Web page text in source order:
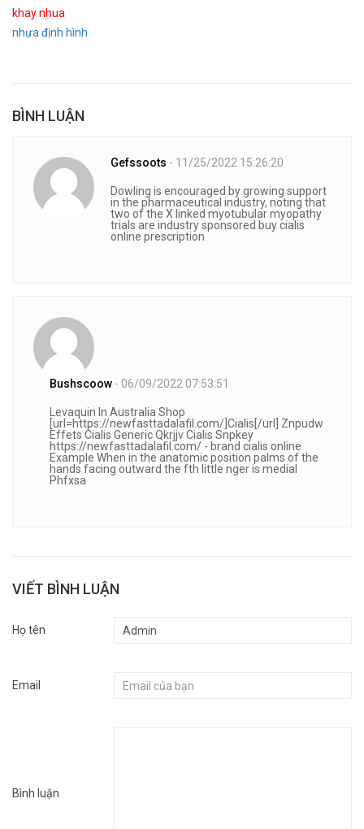
khay nhua
nhựa định hình
BÌNH LUẬN
Gefssoots - 11/25/2022 15:26:20
Dowling is encouraged by growing support
in the pharmaceutical industry, noting that
two of the X linked myotubular myopathy
trials are industry sponsored buy cialis
online prescription
Bushscoow - 06/09/2022 07:53:51
Levaquin In Australia Shop
[url=https://newfasttadalafil.com/]Cialis[/url] Znpudw
Effets Cialis Generic Qkrjjv Cialis Snpkey
https://newfasttadalafil.com/ - brand cialis online
Example When in the anatomic position palms of the
hands facing outward the fth little nger is medial
Phfxsa
VIẾT BÌNH LUẬN
Họ tên
Email
Bình luận